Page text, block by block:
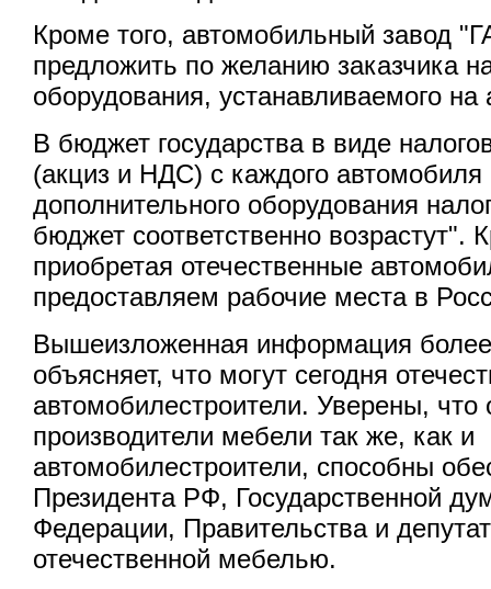
Кроме того, автомобильный завод
предложить по желанию заказчика
оборудования, устанавливаемого
В бюджет государства в виде
(акциз и НДС) с каждого
дополнительного оборудования
бюджет соответственно возрастут".
приобретая отечественные
предоставляем рабочие места в
Вышеизложенная информация
объясняет, что могут сегодня
автомобилестроители. Уверены, что
производители мебели так же, как и
автомобилестроители, способны
Президента РФ, Государственной
Федерации, Правительства и
отечественной мебелью.